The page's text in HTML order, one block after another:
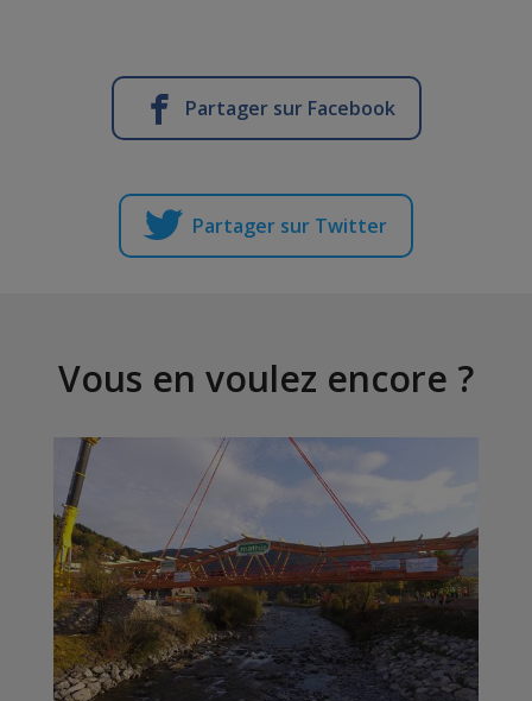
Partager sur Facebook
Partager sur Twitter
Vous en voulez encore ?